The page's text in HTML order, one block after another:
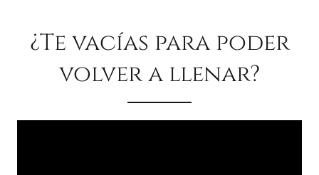
¿Te vacías para poder
volver a llenar?